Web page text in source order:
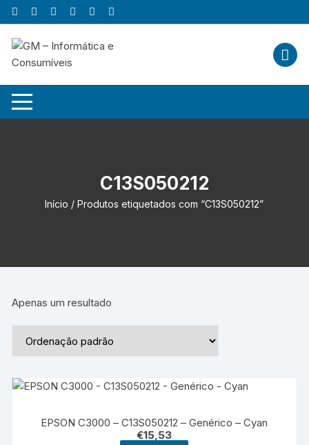
Skip
to
content
C13S050212
Início / Produtos etiquetados com “C13S050212”
Apenas um resultado
EPSON C3000 – C13S050212 – Genérico – Cyan
€15,53